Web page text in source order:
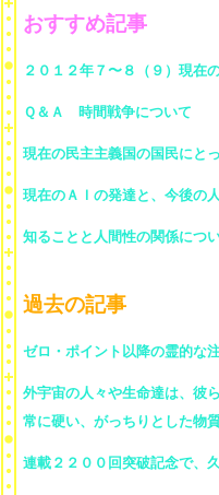
おすすめ記事
２０１２年７〜８（９）現
Ｑ＆Ａ 時間戦争について
現在の民主主義国の国民にと
現在のＡＩの発達と、今後の
知ることと人間性の関係につ
過去の記事
ゼロ・ポイント以降の霊的な
外宇宙の人々や生命達は、彼
常に硬い、がっちりとした物
連載２２００回突破記念で、